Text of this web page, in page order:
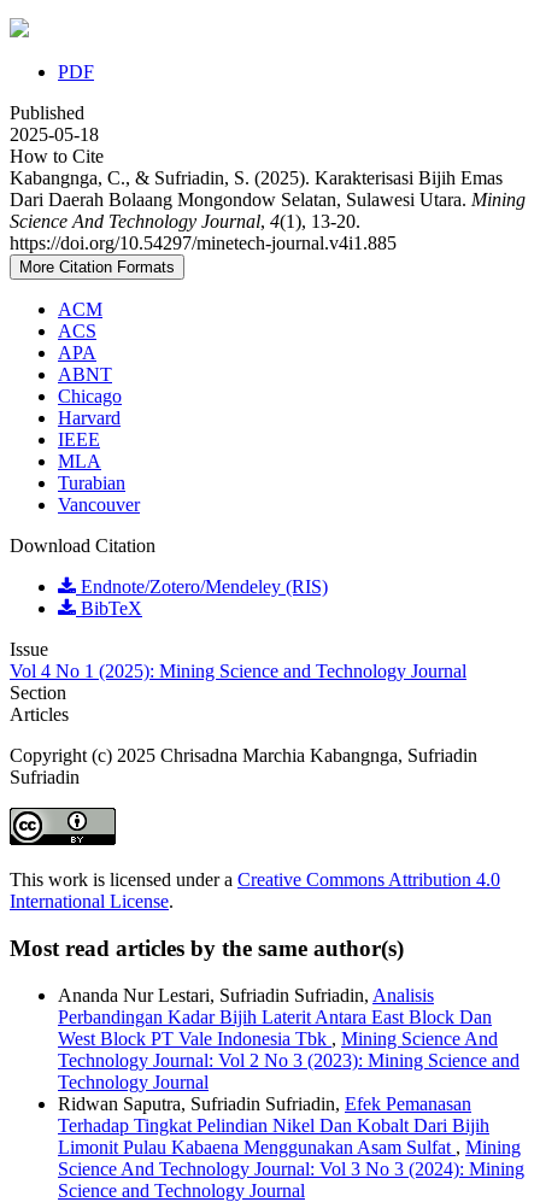
PDF
Published
2025-05-18
How to Cite
Kabangnga, C., & Sufriadin, S. (2025). Karakterisasi Bijih Emas
Dari Daerah Bolaang Mongondow Selatan, Sulawesi Utara. Mining
Science And Technology Journal, 4(1), 13-20.
https://doi.org/10.54297/minetech-journal.v4i1.885
More Citation Formats
ACM
ACS
APA
ABNT
Chicago
Harvard
IEEE
MLA
Turabian
Vancouver
Download Citation
Endnote/Zotero/Mendeley (RIS)
BibTeX
Issue
Vol 4 No 1 (2025): Mining Science and Technology Journal
Section
Articles
Copyright (c) 2025 Chrisadna Marchia Kabangnga, Sufriadin
Sufriadin
This work is licensed under a Creative Commons Attribution 4.0
International License.
Most read articles by the same author(s)
Ananda Nur Lestari, Sufriadin Sufriadin, Analisis
Perbandingan Kadar Bijih Laterit Antara East Block Dan
West Block PT Vale Indonesia Tbk , Mining Science And
Technology Journal: Vol 2 No 3 (2023): Mining Science and
Technology Journal
Ridwan Saputra, Sufriadin Sufriadin, Efek Pemanasan
Terhadap Tingkat Pelindian Nikel Dan Kobalt Dari Bijih
Limonit Pulau Kabaena Menggunakan Asam Sulfat , Mining
Science And Technology Journal: Vol 3 No 3 (2024): Mining
Science and Technology Journal